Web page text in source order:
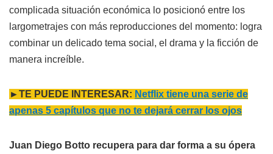
complicada situación económica lo posicionó entre los
largometrajes con más reproducciones del momento: logra
combinar un delicado tema social, el drama y la ficción de
manera increíble.
►TE PUEDE INTERESAR: Netflix tiene una serie de
apenas 5 capítulos que no te dejará cerrar los ojos
Juan Diego Botto recupera para dar forma a su ópera